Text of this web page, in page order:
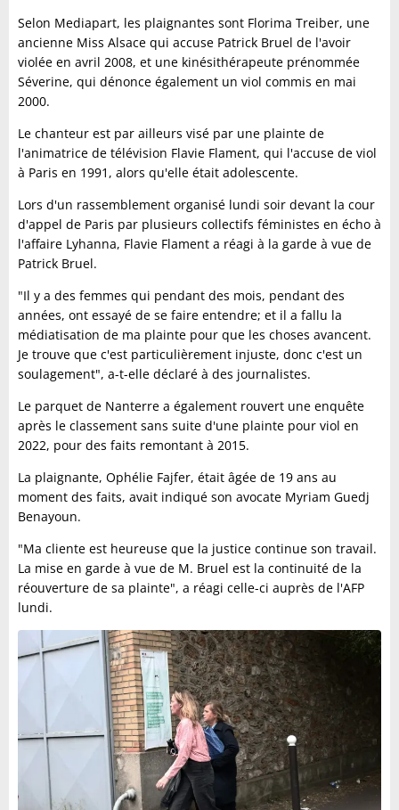
Selon Mediapart, les plaignantes sont Florima Treiber, une
ancienne Miss Alsace qui accuse Patrick Bruel de l'avoir
violée en avril 2008, et une kinésithérapeute prénommée
Séverine, qui dénonce également un viol commis en mai
2000.
Le chanteur est par ailleurs visé par une plainte de
l'animatrice de télévision Flavie Flament, qui l'accuse de viol
à Paris en 1991, alors qu'elle était adolescente.
Lors d'un rassemblement organisé lundi soir devant la cour
d'appel de Paris par plusieurs collectifs féministes en écho à
l'affaire Lyhanna, Flavie Flament a réagi à la garde à vue de
Patrick Bruel.
"Il y a des femmes qui pendant des mois, pendant des
années, ont essayé de se faire entendre; et il a fallu la
médiatisation de ma plainte pour que les choses avancent.
Je trouve que c'est particulièrement injuste, donc c'est un
soulagement", a-t-elle déclaré à des journalistes.
Le parquet de Nanterre a également rouvert une enquête
après le classement sans suite d'une plainte pour viol en
2022, pour des faits remontant à 2015.
La plaignante, Ophélie Fajfer, était âgée de 19 ans au
moment des faits, avait indiqué son avocate Myriam Guedj
Benayoun.
"Ma cliente est heureuse que la justice continue son travail.
La mise en garde à vue de M. Bruel est la continuité de la
réouverture de sa plainte", a réagi celle-ci auprès de l'AFP
lundi.